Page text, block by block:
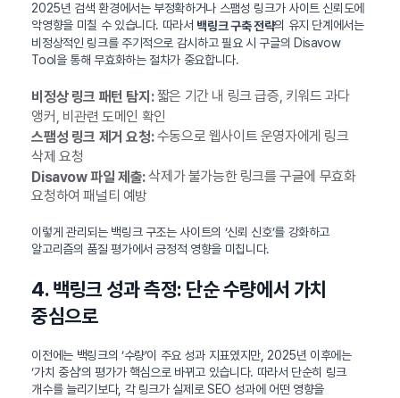
2025년 검색 환경에서는 부정확하거나 스팸성 링크가 사이트 신뢰도에
악영향을 미칠 수 있습니다. 따라서 백링크 구축 전략의 유지 단계에서는
비정상적인 링크를 주기적으로 감시하고 필요 시 구글의 Disavow
Tool을 통해 무효화하는 절차가 중요합니다.
비정상 링크 패턴 탐지:짧은 기간 내 링크 급증, 키워드 과다
앵커, 비관련 도메인 확인
스팸성 링크 제거 요청:수동으로 웹사이트 운영자에게 링크
삭제 요청
Disavow 파일 제출:삭제가 불가능한 링크를 구글에 무효화
요청하여 패널티 예방
이렇게 관리되는 백링크 구조는 사이트의 ‘신뢰 신호’를 강화하고
알고리즘의 품질 평가에서 긍정적 영향을 미칩니다.
4. 백링크 성과 측정: 단순 수량에서 가치
중심으로
이전에는 백링크의 ‘수량’이 주요 성과 지표였지만, 2025년 이후에는
‘가치 중심’의 평가가 핵심으로 바뀌고 있습니다. 따라서 단순히 링크
개수를 늘리기보다, 각 링크가 실제로 SEO 성과에 어떤 영향을